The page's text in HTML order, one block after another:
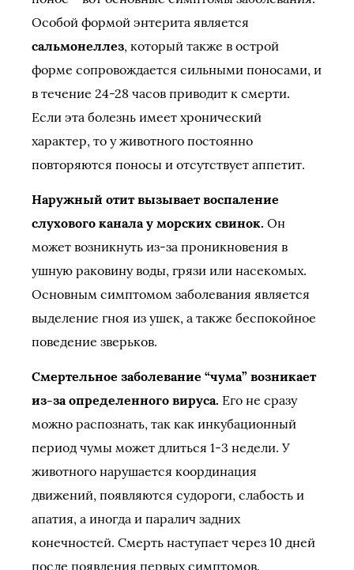
Особой формой энтерита является
сальмонеллез, который также в острой
форме сопровождается сильными поносами, и
в течение 24-28 часов приводит к смерти.
Если эта болезнь имеет хронический
характер, то у животного постоянно
повторяются поносы и отсутствует аппетит.
Наружный отит вызывает воспаление
слухового канала у морских свинок. Он
может возникнуть из-за проникновения в
ушную раковину воды, грязи или насекомых.
Основным симптомом заболевания является
выделение гноя из ушек, а также беспокойное
поведение зверьков.
Смертельное заболевание “чума” возникает
из-за определенного вируса. Его не сразу
можно распознать, так как инкубационный
период чумы может длиться 1-3 недели. У
животного нарушается координация
движений, появляются судороги, слабость и
апатия, а иногда и паралич задних
конечностей. Смерть наступает через 10 дней
после появления первых симптомов.